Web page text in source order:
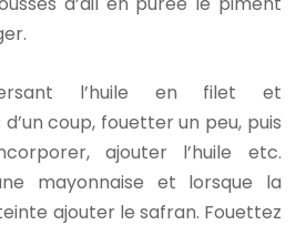
l’huile en filet et
coup, fouetter un peu, puis
ajouter l’huile etc.
mayonnaise et lorsque la
ajouter le safran. Fouettez